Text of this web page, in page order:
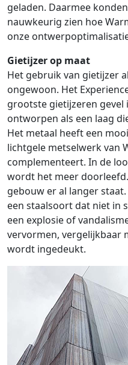
geladen. Daarmee
nauwkeurig zien hoe
onze
Gietijzer op maat
Het gebruik van gietijzer
ongewoon. Het
grootste gietijzeren gevel
ontworpen als een laag
Het metaal heeft een
lichtgele metselwerk van
complementeert. In de
wordt het meer
gebouw er al langer
een staalsoort dat niet in
een explosie of
vervormen, vergelijkbaar
wordt ingedeukt.